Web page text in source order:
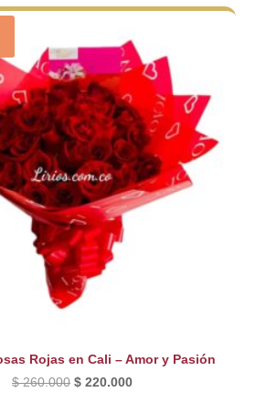
Rojas en Cali – Amor y Pasión
$260.000 El
$220.000El